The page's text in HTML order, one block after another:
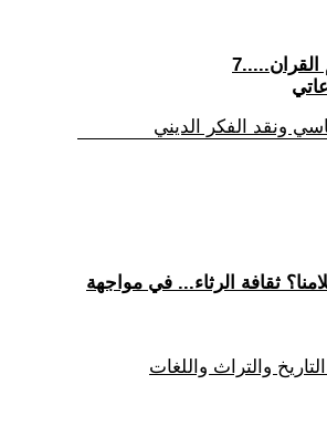
ونقد الفكر الديني
ثقافة الرثاء... في مواجهة
والتراث واللغات